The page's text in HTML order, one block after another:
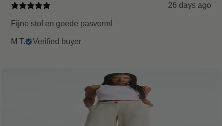
26 days ago
Fijne stof en goede pasvorm!
M T. Verified buyer